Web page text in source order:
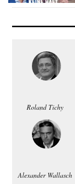
Roland Tichy
Alexander Wallasch